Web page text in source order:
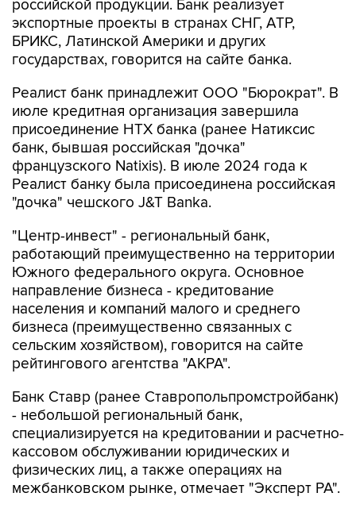
российской продукции. Банк реализует
экспортные проекты в странах СНГ, АТР,
БРИКС, Латинской Америки и других
государствах, говорится на сайте банка.
Реалист банк принадлежит ООО "Бюрократ". В
июле кредитная организация завершила
присоединение НТХ банка (ранее Натиксис
банк, бывшая российская "дочка"
французского Natixis). В июле 2024 года к
Реалист банку была присоединена российская
"дочка" чешского J&T Banka.
"Центр-инвест" - региональный банк,
работающий преимущественно на территории
Южного федерального округа. Основное
направление бизнеса - кредитование
населения и компаний малого и среднего
бизнеса (преимущественно связанных с
сельским хозяйством), говорится на сайте
рейтингового агентства "АКРА".
Банк Ставр (ранее Ставропольпромстройбанк)
- небольшой региональный банк,
специализируется на кредитовании и расчетно-
кассовом обслуживании юридических и
физических лиц, а также операциях на
межбанковском рынке, отмечает "Эксперт РА".